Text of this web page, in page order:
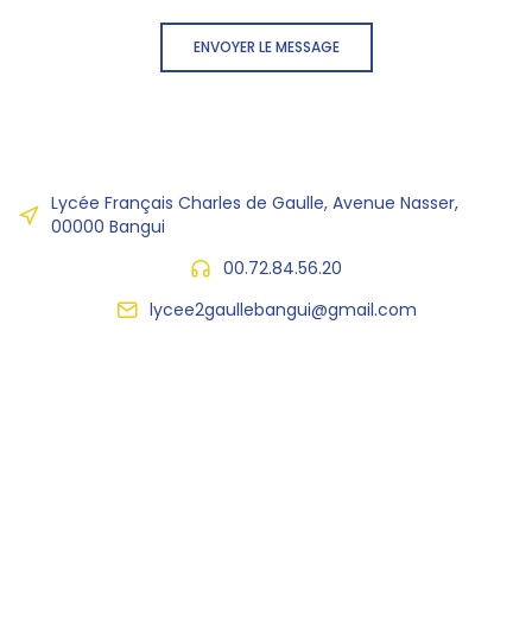
ENVOYER LE MESSAGE
Lycée Français Charles de Gaulle, Avenue Nasser,
00000 Bangui
00.72.84.56.20
lycee2gaullebangui@gmail.com